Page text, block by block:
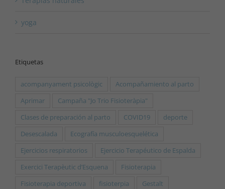
yoga
Etiquetas
acompanyament psicològic
Acompañamiento al parto
Aprimar
Campaña "Jo Trio Fisioteràpia"
Clases de preparación al parto
COVID19
deporte
Desescalada
Ecografía musculoesquelética
Ejercicios respiratorios
Ejercicio Terapéutico de Espalda
Exercici Terapèutic d’Esquena
Fisioterapia
Fisioterapia deportiva
fisioterpia
Gestalt